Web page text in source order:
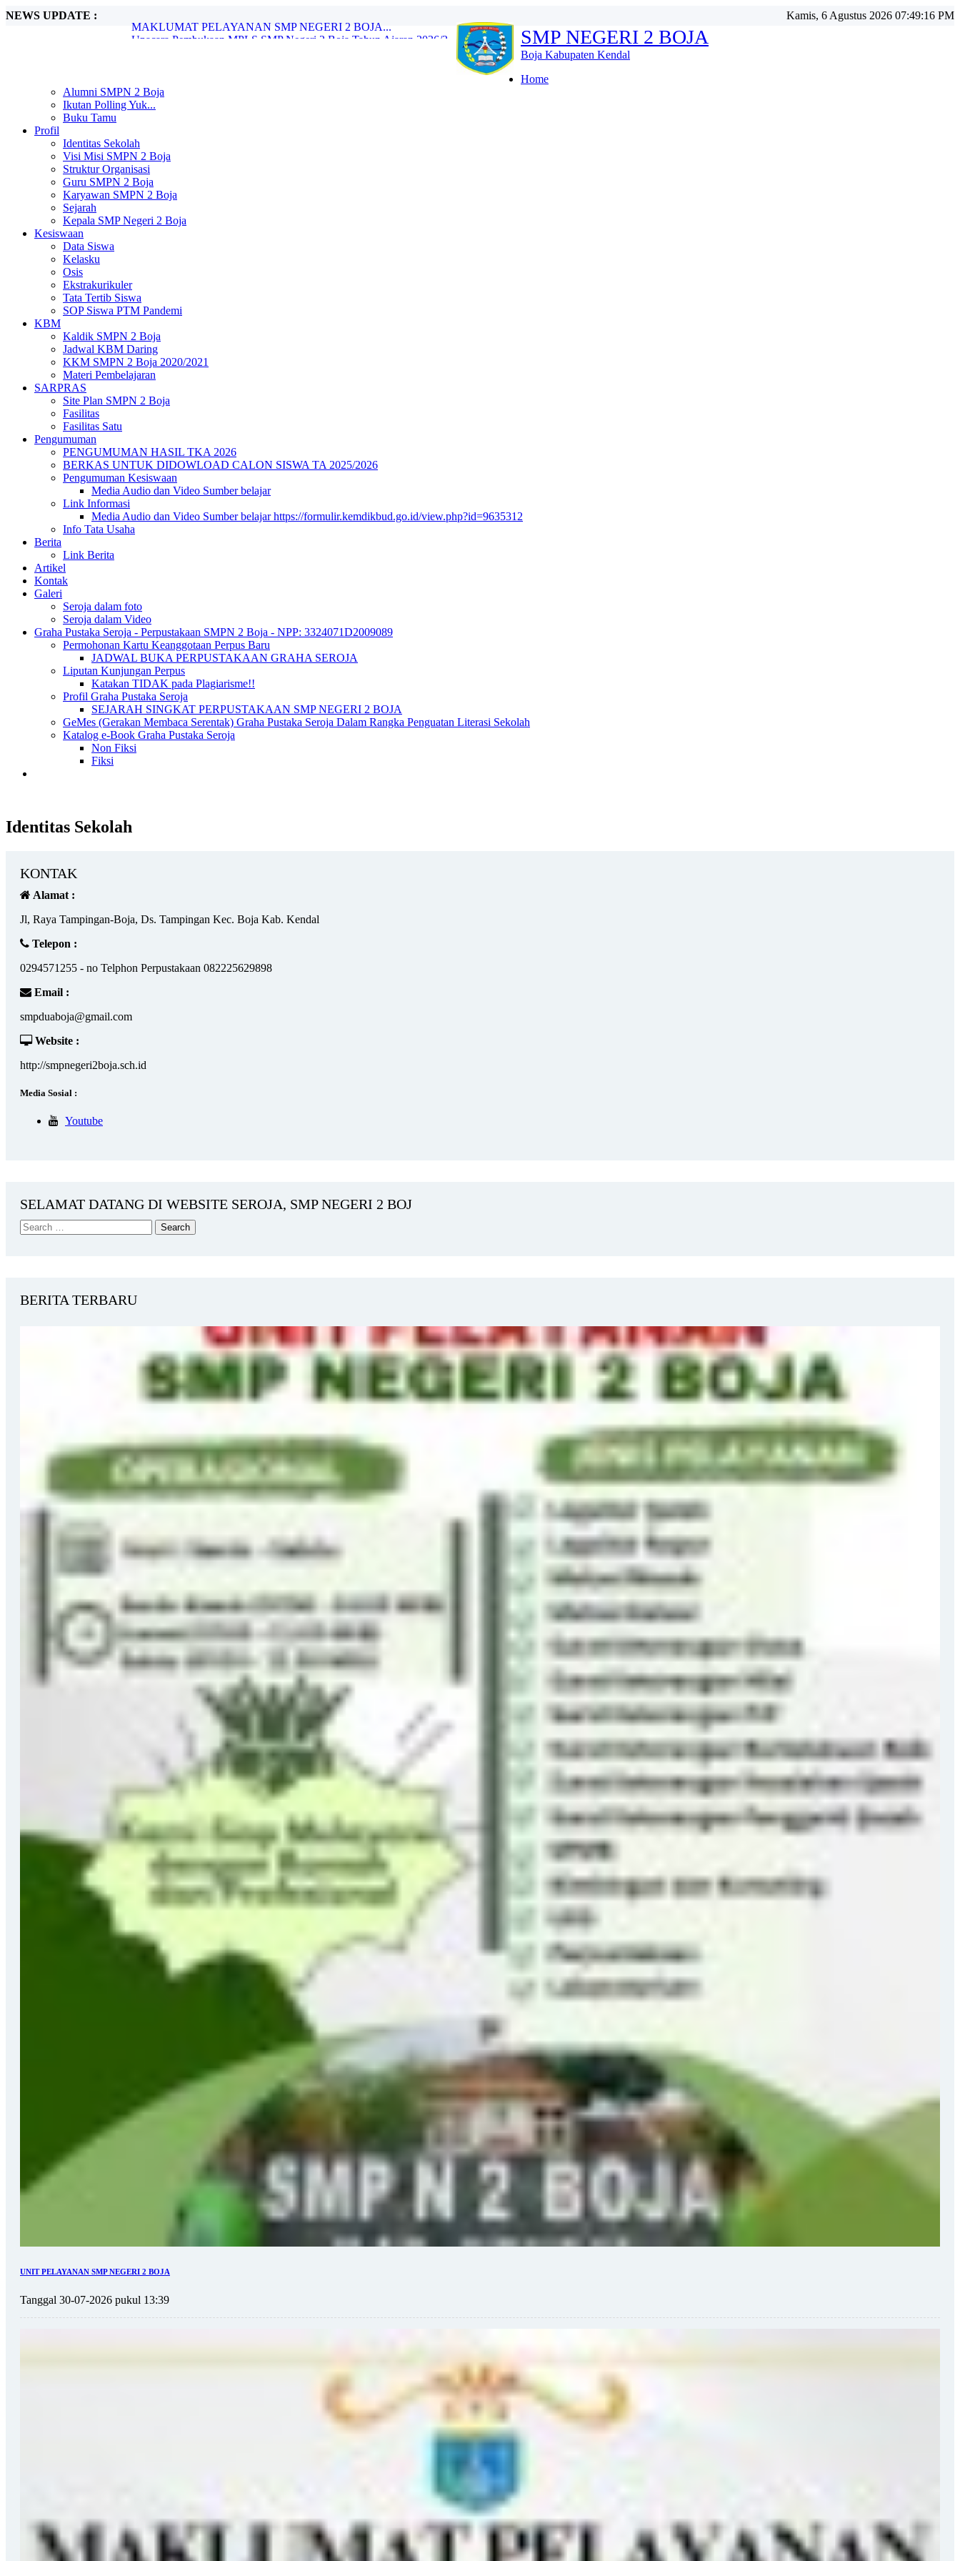
NEWS UPDATE :
Upacara Pembukaan MPLS SMP Negeri 2 Boja Tahun Ajaran 2026/2...
SMP Negeri 2 Boja Melaksanakan In House Training (IHT) Revie...
SMP Negeri 2 Boja Resmi Umumkan Hasil Tes Kompetensi Akademi...
Pengimbasan Adiwiyata SMP Negeri 2 Boja Wujud Upaya Menuju A...
MAKLUMAT PELAYANAN SMP NEGERI 2 BOJA...
Kamis, 6 Agustus 2026 07:49:18 PM
SMP NEGERI 2 BOJA
Boja Kabupaten Kendal
Home
Alumni SMPN 2 Boja
Ikutan Polling Yuk...
Buku Tamu
Profil
Identitas Sekolah
Visi Misi SMPN 2 Boja
Struktur Organisasi
Guru SMPN 2 Boja
Karyawan SMPN 2 Boja
Sejarah
Kepala SMP Negeri 2 Boja
Kesiswaan
Data Siswa
Kelasku
Osis
Ekstrakurikuler
Tata Tertib Siswa
SOP Siswa PTM Pandemi
KBM
Kaldik SMPN 2 Boja
Jadwal KBM Daring
KKM SMPN 2 Boja 2020/2021
Materi Pembelajaran
SARPRAS
Site Plan SMPN 2 Boja
Fasilitas
Fasilitas Satu
Pengumuman
PENGUMUMAN HASIL TKA 2026
BERKAS UNTUK DIDOWLOAD CALON SISWA TA 2025/2026
Pengumuman Kesiswaan
Media Audio dan Video Sumber belajar
Link Informasi
Media Audio dan Video Sumber belajar https://formulir.kemdikbud.go.id/view.php?id=9635312
Info Tata Usaha
Berita
Link Berita
Artikel
Kontak
Galeri
Seroja dalam foto
Seroja dalam Video
Graha Pustaka Seroja - Perpustakaan SMPN 2 Boja - NPP: 3324071D2009089
Permohonan Kartu Keanggotaan Perpus Baru
JADWAL BUKA PERPUSTAKAAN GRAHA SEROJA
Liputan Kunjungan Perpus
Katakan TIDAK pada Plagiarisme!!
Profil Graha Pustaka Seroja
SEJARAH SINGKAT PERPUSTAKAAN SMP NEGERI 2 BOJA
GeMes (Gerakan Membaca Serentak) Graha Pustaka Seroja Dalam Rangka Penguatan Literasi Sekolah
Katalog e-Book Graha Pustaka Seroja
Non Fiksi
Fiksi
Identitas Sekolah
KONTAK
Alamat :
Jl, Raya Tampingan-Boja, Ds. Tampingan Kec. Boja Kab. Kendal
Telepon :
0294571255 - no Telphon Perpustakaan 082225629898
Email :
smpduaboja@gmail.com
Website :
http://smpnegeri2boja.sch.id
Media Sosial :
Youtube
SELAMAT DATANG DI WEBSITE SEROJA, SMP NEGERI 2 BOJ
BERITA TERBARU
UNIT PELAYANAN SMP NEGERI 2 BOJA
Tanggal 30-07-2026 pukul 13:39